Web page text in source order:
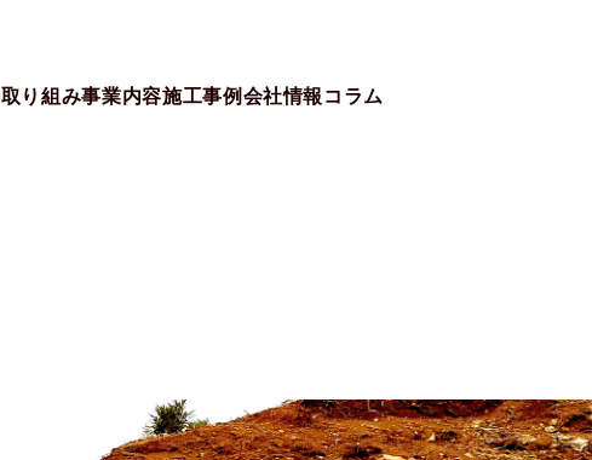
り組み事業内容施工事例 会社情報 コラム